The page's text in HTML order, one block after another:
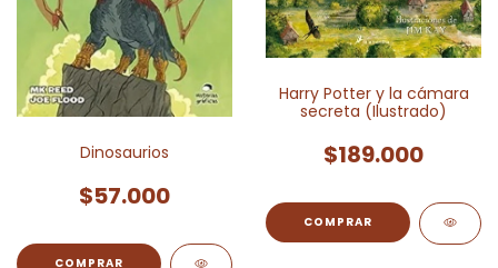
Dinosaurios
$57.000
Harry Potter y la cámara
secreta (Ilustrado)
$189.000